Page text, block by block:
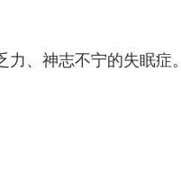
、神志不宁的失眠症。